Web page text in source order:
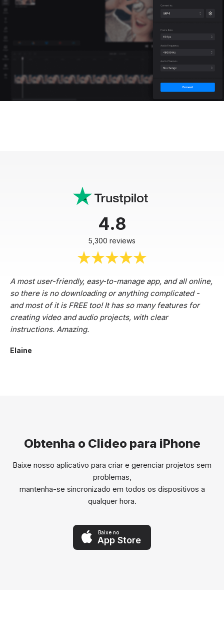
4.8
5,300 reviews
A most user-friendly, easy-to-manage app, and all online,
so there is no downloading or anything complicated -
and most of it is FREE too! It has so many features for
creating video and audio projects, with clear
instructions. Amazing.
Elaine
Obtenha o Clideo para iPhone
Baixe nosso aplicativo para criar e gerenciar projetos sem
problemas,
mantenha-se sincronizado em todos os dispositivos a
qualquer hora.
Baixe no
App Store